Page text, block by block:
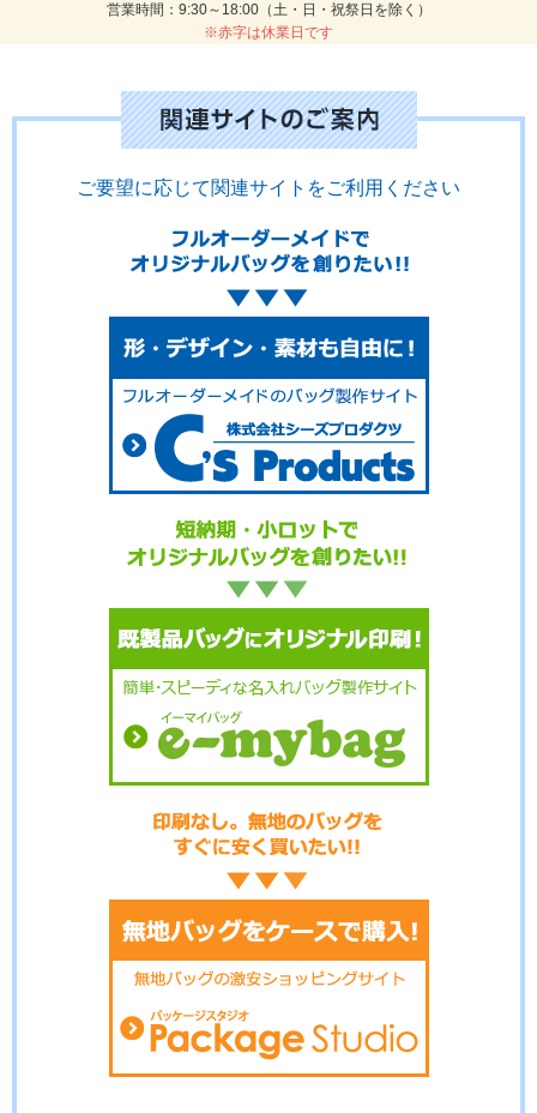
営業時間：9:30～18:00（土・日・祝祭日を除く）
※赤字は休業日です
ご要望に応じて関連サイトをご利用ください